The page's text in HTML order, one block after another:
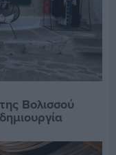
Βολισσού